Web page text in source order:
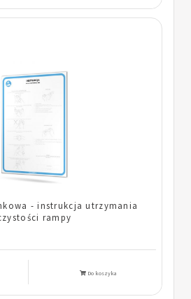
- instrukcja utrzymania
rampy
Do koszyka